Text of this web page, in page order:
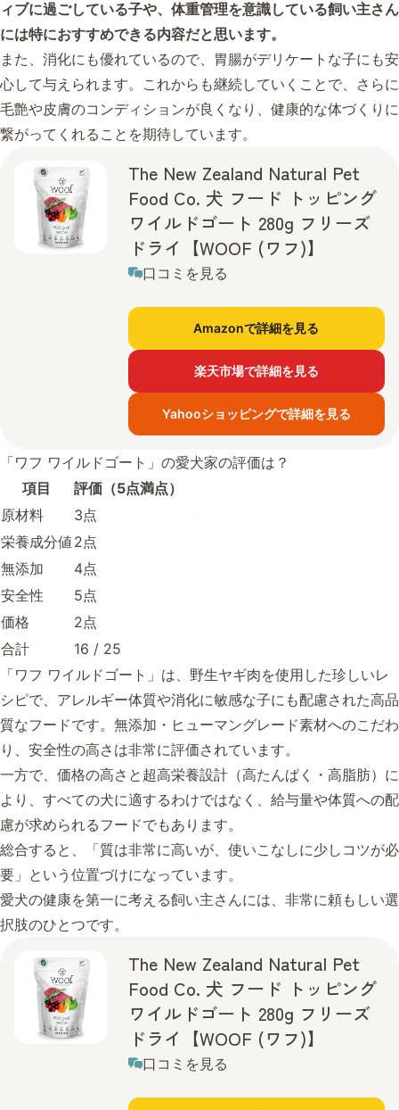
ィブに過ごしている子や、体重管理を意識している飼い主さん
には特におすすめできる内容だと思います。
また、消化にも優れているので、胃腸がデリケートな子にも安
心して与えられます。これからも継続していくことで、さらに
毛艶や皮膚のコンディションが良くなり、健康的な体づくりに
繋がってくれることを期待しています。
The New Zealand Natural Pet
Food Co. 犬 フード トッピング
ワイルドゴート 280g フリーズ
ドライ【WOOF (ワフ)】
口コミを見る
Amazonで詳細を見る
楽天市場で詳細を見る
Yahooショッピングで詳細を見る
「ワフ ワイルドゴート」の愛犬家の評価は？
項目
評価（5点満点）
原材料
3点
栄養成分値 2点
無添加
4点
安全性
5点
価格
2点
合計
16 / 25
「ワフ ワイルドゴート」は、野生ヤギ肉を使用した珍しいレ
シピで、アレルギー体質や消化に敏感な子にも配慮された高品
質なフードです。無添加・ヒューマングレード素材へのこだわ
り、安全性の高さは非常に評価されています。
一方で、価格の高さと超高栄養設計（高たんぱく・高脂肪）に
より、すべての犬に適するわけではなく、給与量や体質への配
慮が求められるフードでもあります。
総合すると、「質は非常に高いが、使いこなしに少しコツが必
要」という位置づけになっています。
愛犬の健康を第一に考える飼い主さんには、非常に頼もしい選
択肢のひとつです。
The New Zealand Natural Pet
Food Co. 犬 フード トッピング
ワイルドゴート 280g フリーズ
ドライ【WOOF (ワフ)】
口コミを見る